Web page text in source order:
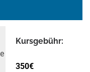
Kurs­gebühr:
350€